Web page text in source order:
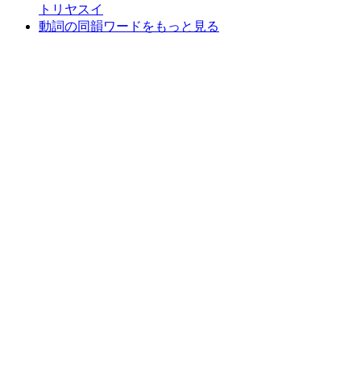
トリヤスイ
動詞の同韻ワードをもっと見る